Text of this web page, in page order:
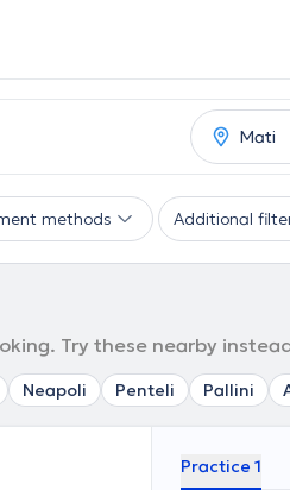
methods Additional
Try these nearby
Neapoli Penteli Pallini
Practice 1